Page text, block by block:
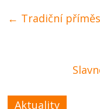
← Tradiční
Aktuality